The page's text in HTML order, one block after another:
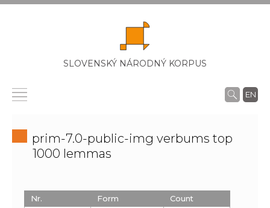
SLOVENSKÝ NÁRODNÝ KORPUS
EN
prim-7.0-public-img verbums top
1000 lemmas
Nr. Form
Count